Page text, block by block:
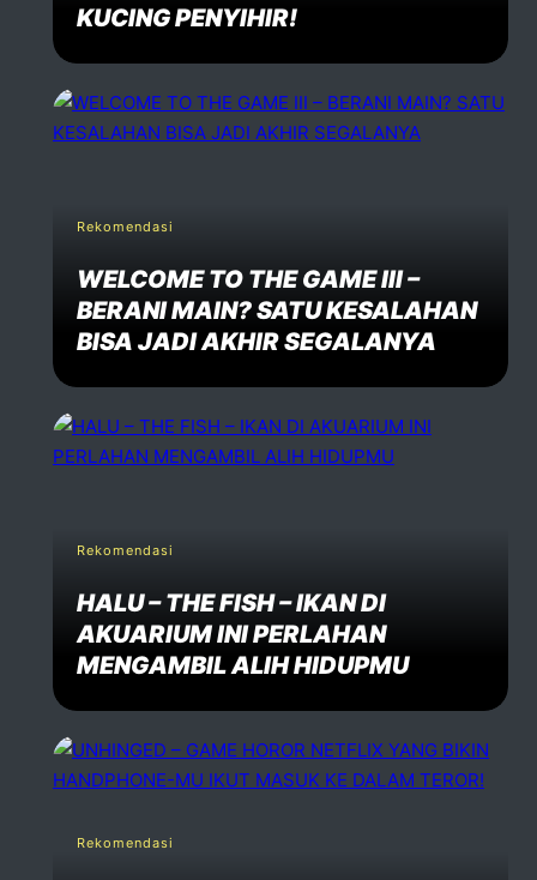
KUCING PENYIHIR!
Rekomendasi
WELCOME TO THE GAME III –
BERANI MAIN? SATU KESALAHAN
BISA JADI AKHIR SEGALANYA
Rekomendasi
HALU – THE FISH – IKAN DI
AKUARIUM INI PERLAHAN
MENGAMBIL ALIH HIDUPMU
Rekomendasi